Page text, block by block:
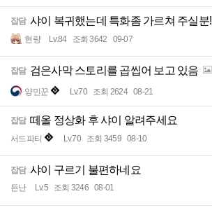
잡담 샤이 복귀했는데 특화좀 가르쳐 주실분!
현량 Lv.84 조회 3642 09-07
잡담 검은사막 스토리를 곱씹어 보고 있음
양민꾼 Lv.70 조회 2624 08-21
잡담 떼올 정상화 후 샤이 알려주세요
서드파티 Lv.70 조회 3459 08-10
잡담 샤이 구르기 불편하네요
든난 Lv.5 조회 3246 08-01